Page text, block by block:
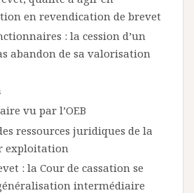
en revendication de brevet
: la cession d’un
abandon de sa valorisation
vu par l’OEB
ressources juridiques de la
exploitation
: la Cour de cassation se
intermédiaire